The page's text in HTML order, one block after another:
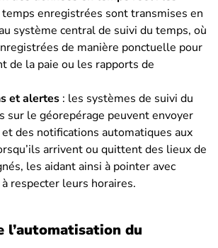
enregistrées sont transmises en
système central de suivi du temps, où
de manière ponctuelle pour
de la paie ou les rapports de
et alertes : les systèmes de suivi du
sur le géorepérage peuvent envoyer
des notifications automatiques aux
arrivent ou quittent des lieux de
les aidant ainsi à pointer avec
respecter leurs horaires.
l’automatisation du